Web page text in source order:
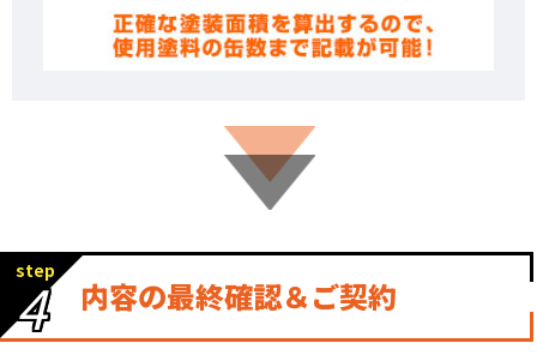
step
4 内容の最終確認＆ご契約